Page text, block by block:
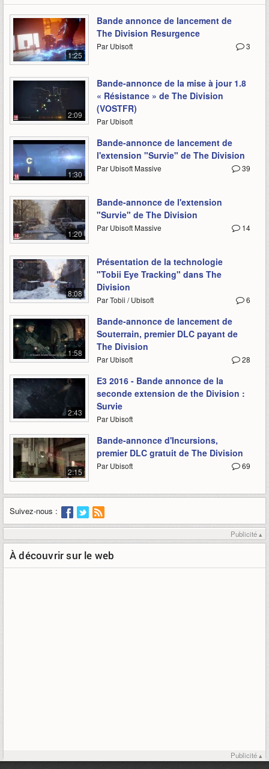
1:25
Bande annonce de lancement de
The Division Resurgence
3
Par Ubisoft
2:09
Bande-annonce de la mise à jour 1.8
« Résistance » de The Division
(VOSTFR)
Par Ubisoft
1:30
Bande-annonce de lancement de
l'extension "Survie" de The Division
39
Par Ubisoft Massive
1:20
Bande-annonce de l'extension
"Survie" de The Division
14
Par Ubisoft Massive
8:08
Présentation de la technologie
"Tobii Eye Tracking" dans The
Division
6
Par Tobii / Ubisoft
1:58
Bande-annonce de lancement de
Souterrain, premier DLC payant de
The Division
28
Par Ubisoft
2:43
E3 2016 - Bande annonce de la
seconde extension de the Division :
Survie
Par Ubisoft
2:15
Bande-annonce d'Incursions,
premier DLC gratuit de The Division
69
Par Ubisoft
Suivez-nous :
Publicité ▴
À découvrir sur le web
Publicité ▴